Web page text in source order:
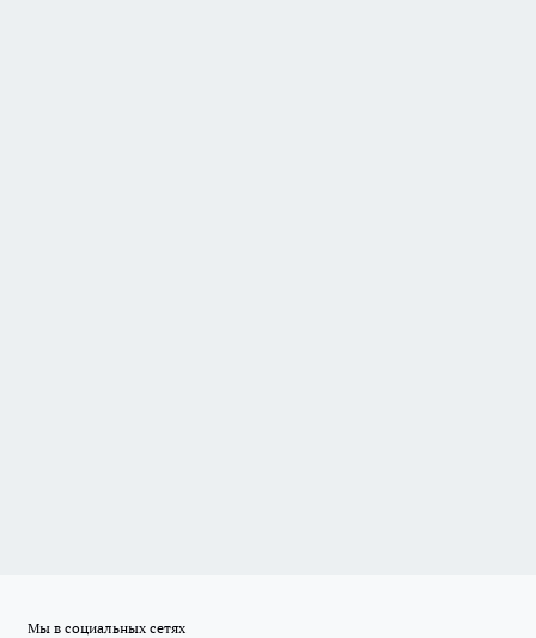
Мы в социальных сетях